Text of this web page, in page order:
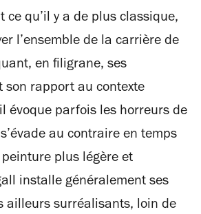
ce qu’il y a de plus classique,
l’ensemble de la carrière de
en filigrane, ses
son rapport au contexte
évoque parfois les horreurs de
au contraire en temps
plus légère et
installe généralement ses
ailleurs surréalisants, loin de